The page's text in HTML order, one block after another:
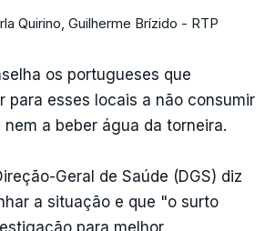
Quirino, Guilherme Brízido - RTP
os portugueses que
para esses locais a não consumir
a beber água da torneira.
Geral de Saúde (DGS) diz
a situação e que "o surto
para melhor